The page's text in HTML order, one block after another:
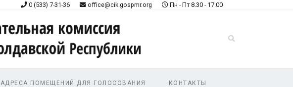
0 (533) 7-31-36 office@cik.gospmr.org Пн - Пт 8.30 - 17.00
АДРЕСА ПОМЕЩЕНИЙ ДЛЯ ГОЛОСОВАНИЯ КОНТАКТЫ